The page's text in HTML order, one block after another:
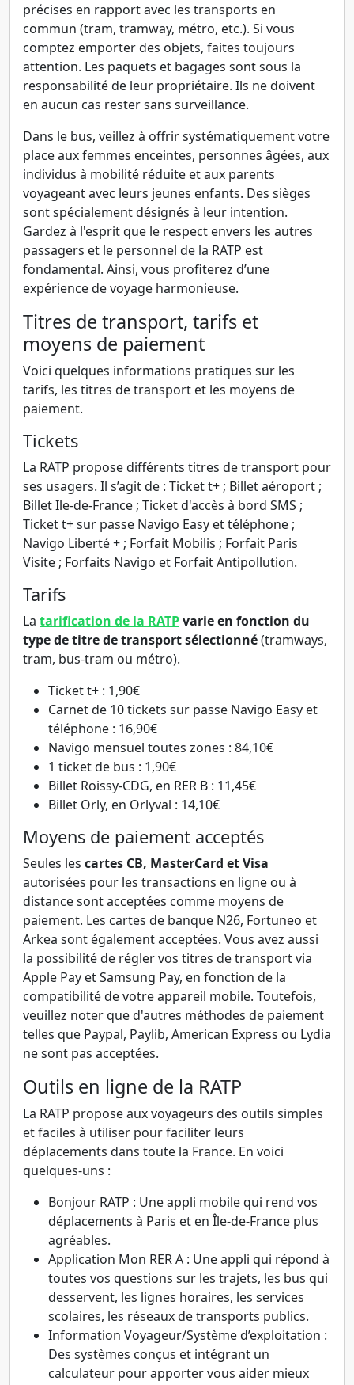
précises en rapport avec les transports en
commun (tram, tramway, métro, etc.). Si vous
comptez emporter des objets, faites toujours
attention. Les paquets et bagages sont sous la
responsabilité de leur propriétaire. Ils ne doivent
en aucun cas rester sans surveillance.
Dans le bus, veillez à offrir systématiquement votre
place aux femmes enceintes, personnes âgées, aux
individus à mobilité réduite et aux parents
voyageant avec leurs jeunes enfants. Des sièges
sont spécialement désignés à leur intention.
Gardez à l'esprit que le respect envers les autres
passagers et le personnel de la RATP est
fondamental. Ainsi, vous profiterez d’une
expérience de voyage harmonieuse.
Titres de transport, tarifs et
moyens de paiement
Voici quelques informations pratiques sur les
tarifs, les titres de transport et les moyens de
paiement.
Tickets
La RATP propose différents titres de transport pour
ses usagers. Il s’agit de : Ticket t+ ; Billet aéroport ;
Billet Ile-de-France ; Ticket d'accès à bord SMS ;
Ticket t+ sur passe Navigo Easy et téléphone ;
Navigo Liberté + ; Forfait Mobilis ; Forfait Paris
Visite ; Forfaits Navigo et Forfait Antipollution.
Tarifs
La tarification de la RATPvarie en fonction du
type de titre de transport sélectionné(tramways,
tram, bus-tram ou métro).
Ticket t+ : 1,90€
Carnet de 10 tickets sur passe Navigo Easy et
téléphone : 16,90€
Navigo mensuel toutes zones : 84,10€
1 ticket de bus : 1,90€
Billet Roissy-CDG, en RER B : 11,45€
Billet Orly, en Orlyval : 14,10€
Moyens de paiement acceptés
Seules les cartes CB, MasterCard et Visa
autorisées pour les transactions en ligne ou à
distance sont acceptées comme moyens de
paiement. Les cartes de banque N26, Fortuneo et
Arkea sont également acceptées. Vous avez aussi
la possibilité de régler vos titres de transport via
Apple Pay et Samsung Pay, en fonction de la
compatibilité de votre appareil mobile. Toutefois,
veuillez noter que d'autres méthodes de paiement
telles que Paypal, Paylib, American Express ou Lydia
ne sont pas acceptées.
Outils en ligne de la RATP
La RATP propose aux voyageurs des outils simples
et faciles à utiliser pour faciliter leurs
déplacements dans toute la France. En voici
quelques-uns :
Bonjour RATP : Une appli mobile qui rend vos
déplacements à Paris et en Île-de-France plus
agréables.
Application Mon RER A : Une appli qui répond à
toutes vos questions sur les trajets, les bus qui
desservent, les lignes horaires, les services
scolaires, les réseaux de transports publics.
Information Voyageur/Système d’exploitation :
Des systèmes conçus et intégrant un
calculateur pour apporter vous aider mieux